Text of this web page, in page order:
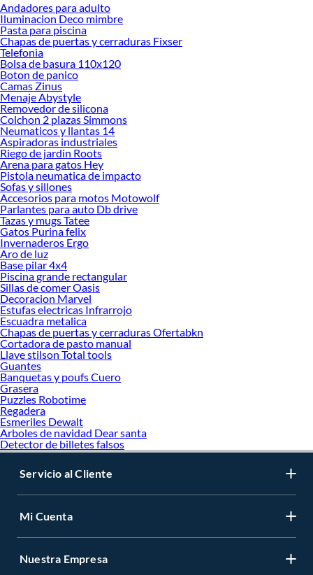
Desde remodelaciones hasta proyectos de decoración, estamos aquí para hacer
tus ideas realidad. ¡Visítanos y encuentra todo lo que tenemos para ofrecerte en
Pinturas impermeabilizantes!
Explora la variedad de productos de Pinturas impermeabilizantes en
Sodimac
Herramientas, materiales y accesorios de calidad para tus proyectos y
renovación de espacios. ¡Visítanos y descubre todo lo que tenemos para
ofrecerte!
Encuentra una amplia variedad de productos de Pinturas impermeabilizantes en
Sodimac. Encuentra todo lo necesario para tus proyectos de renovación y
decoración. ¡Visítanos y haz tus ideas realidad!
Andadores para adulto
Iluminacion Deco mimbre
Pasta para piscina
Chapas de puertas y cerraduras Fixser
Telefonia
Bolsa de basura 110x120
Boton de panico
Camas Zinus
Menaje Abystyle
Removedor de silicona
Colchon 2 plazas Simmons
Neumaticos y llantas 14
Aspiradoras industriales
Riego de jardin Roots
Arena para gatos Hey
Pistola neumatica de impacto
Sofas y sillones
Accesorios para motos Motowolf
Parlantes para auto Db drive
Tazas y mugs Tatee
Gatos Purina felix
Invernaderos Ergo
Aro de luz
Base pilar 4x4
Piscina grande rectangular
Sillas de comer Oasis
Decoracion Marvel
Estufas electricas Infrarrojo
Escuadra metalica
Chapas de puertas y cerraduras Ofertabkn
Cortadora de pasto manual
Llave stilson Total tools
Guantes
Banquetas y poufs Cuero
Grasera
Puzzles Robotime
Regadera
Esmeriles Dewalt
Arboles de navidad Dear santa
Detector de billetes falsos
Servicio al Cliente
Mi Cuenta
Nuestra Empresa